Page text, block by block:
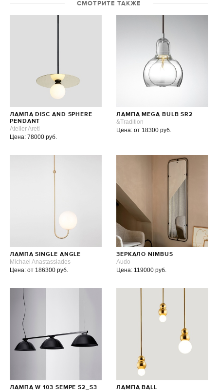
СМОТРИТЕ ТАКЖЕ
ЛАМПА DISC AND SPHERE
PENDANT
Atelier Areti
Цена: 78000 руб.
ЛАМПА MEGA BULB SR2
&Tradition
Цена: от 18300 руб.
ЛАМПА SINGLE ANGLE
Michael Anastassiades
Цена: от 186300 руб.
ЗЕРКАЛО NIMBUS
Audo
Цена: 119000 руб.
ЛАМПА W 103 SEMPE S2_S3 ЛАМПА BALL